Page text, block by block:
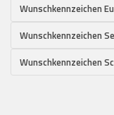
Wunschkennzeichen
Wunschkennzeichen
Wunschkennzeichen